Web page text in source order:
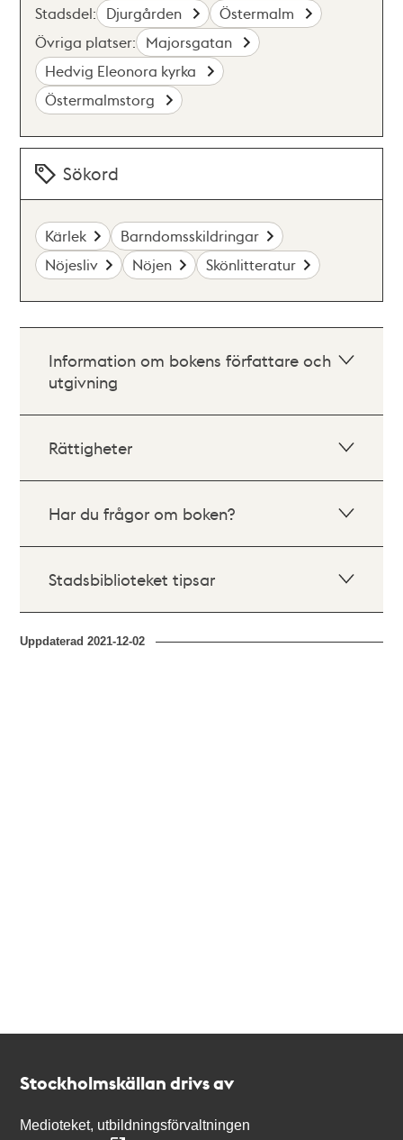
Stadsdel: Djurgården
Östermalm
Övriga platser: Majorsgatan
Hedvig Eleonora kyrka
Östermalmstorg
Sökord
Kärlek
Barndomsskildringar
Nöjesliv
Nöjen Skönlitteratur
Information om bokens författare och
utgivning
Rättigheter
Har du frågor om boken?
Stadsbiblioteket tipsar
Uppdaterad2021-12-02
Stockholmskällan drivs av
Medioteket, utbildningsförvaltningen